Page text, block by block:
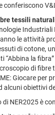
conferiscono
tessili
Industriali
le attività
di cotone, un
“Abbina la
di fibre
Giocare
obiettivi
di NER2025 è